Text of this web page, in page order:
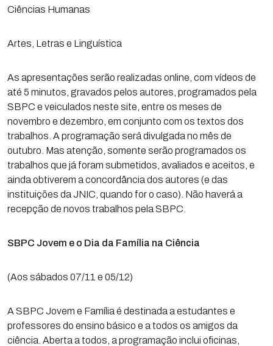
Ciências Humanas
Artes, Letras e Linguística
As apresentações serão realizadas online, com vídeos de
até 5 minutos, gravados pelos autores, programados pela
SBPC e veiculados neste site, entre os meses de
novembro e dezembro, em conjunto com os textos dos
trabalhos. A programação será divulgada no mês de
outubro. Mas atenção, somente serão programados os
trabalhos que já foram submetidos, avaliados e aceitos, e
ainda obtiverem a concordância dos autores (e das
instituições da JNIC, quando for o caso). Não haverá a
recepção de novos trabalhos pela SBPC.
SBPC Jovem e o Dia da Família na Ciência
(Aos sábados 07/11 e 05/12)
A SBPC Jovem e Família é destinada a estudantes e
professores do ensino básico e a todos os amigos da
ciência. Aberta a todos, a programação inclui oficinas,